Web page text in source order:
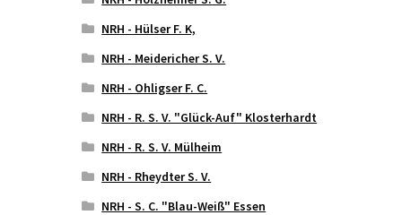
NRH - Hülser F. K,
NRH - Meidericher S. V.
NRH - Ohligser F. C.
NRH - R. S. V. "Glück-Auf" Klosterhardt
NRH - R. S. V. Mülheim
NRH - Rheydter S. V.
NRH - S. C. "Blau-Weiß" Essen